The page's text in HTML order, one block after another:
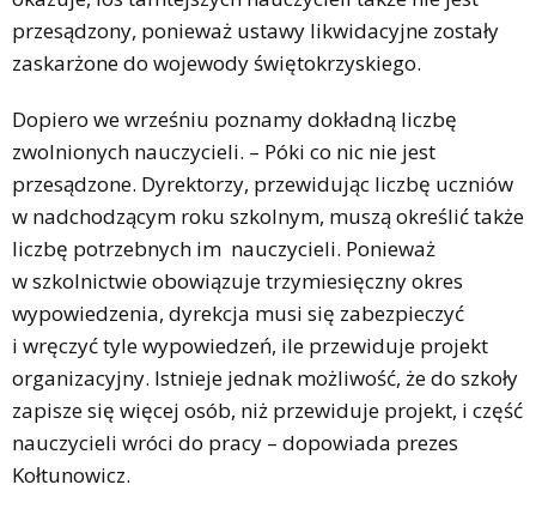
przesądzony, ponieważ ustawy likwidacyjne zostały
zaskarżone do wojewody świętokrzyskiego.
Dopiero we wrześniu poznamy dokładną liczbę
zwolnionych nauczycieli. – Póki co nic nie jest
przesądzone. Dyrektorzy, przewidując liczbę uczniów
w nadchodzącym roku szkolnym, muszą określić także
liczbę potrzebnych im nauczycieli. Ponieważ
w szkolnictwie obowiązuje trzymiesięczny okres
wypowiedzenia, dyrekcja musi się zabezpieczyć
i wręczyć tyle wypowiedzeń, ile przewiduje projekt
organizacyjny. Istnieje jednak możliwość, że do szkoły
zapisze się więcej osób, niż przewiduje projekt, i część
nauczycieli wróci do pracy – dopowiada prezes
Kołtunowicz.